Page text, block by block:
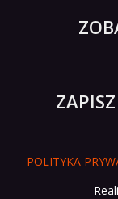
POLITYKA